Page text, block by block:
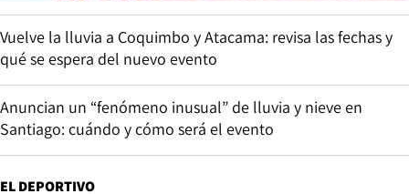
Vuelve la lluvia a Coquimbo y Atacama: revisa las fechas y
qué se espera del nuevo evento
Anuncian un “fenómeno inusual” de lluvia y nieve en
Santiago: cuándo y cómo será el evento
EL DEPORTIVO